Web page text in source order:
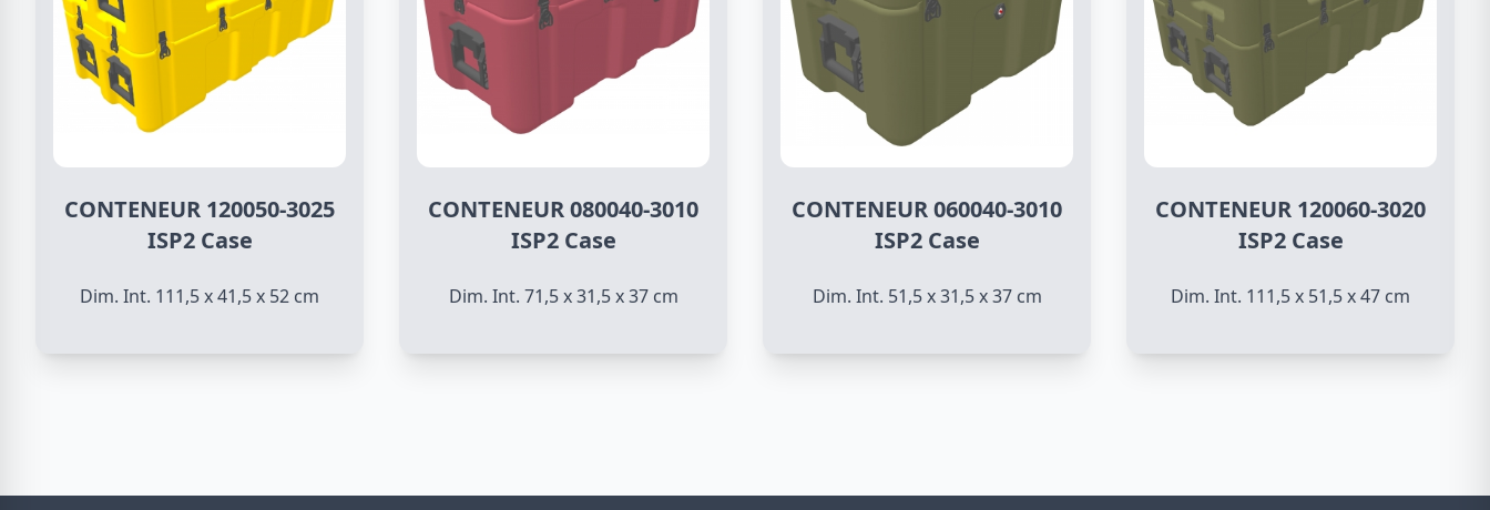
CONTENEUR 120050-3025
ISP2 Case
Dim. Int. 111,5 x 41,5 x 52 cm
CONTENEUR 080040-3010
ISP2 Case
Dim. Int. 71,5 x 31,5 x 37 cm
CONTENEUR 060040-3010
ISP2 Case
Dim. Int. 51,5 x 31,5 x 37 cm
CONTENEUR 120060-3020
ISP2 Case
Dim. Int. 111,5 x 51,5 x 47 cm